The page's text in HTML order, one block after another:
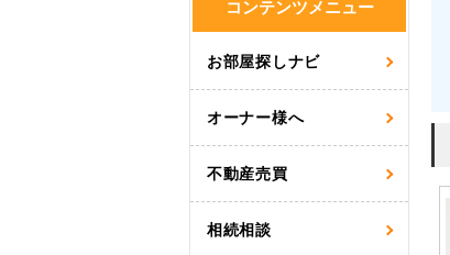
コンテンツメニュー
お部屋探しナビ
オーナー様へ
不動産売買
相続相談